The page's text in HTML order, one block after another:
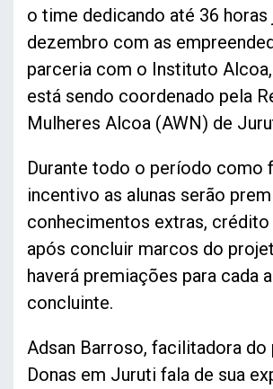
o time dedicando até 36 horas
dezembro com as
parceria com o Instituto
está sendo coordenado pela
Mulheres Alcoa (AWN) de
Durante todo o período como
incentivo as alunas serão
conhecimentos extras, crédito
após concluir marcos do
haverá premiações para cada
concluinte.
Adsan Barroso, facilitadora do
Donas em Juruti fala de sua